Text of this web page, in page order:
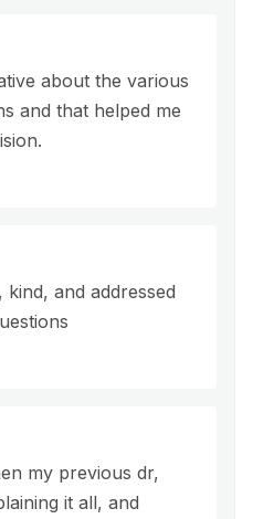
about the various
and that helped me
and addressed
my previous dr,
it all, and